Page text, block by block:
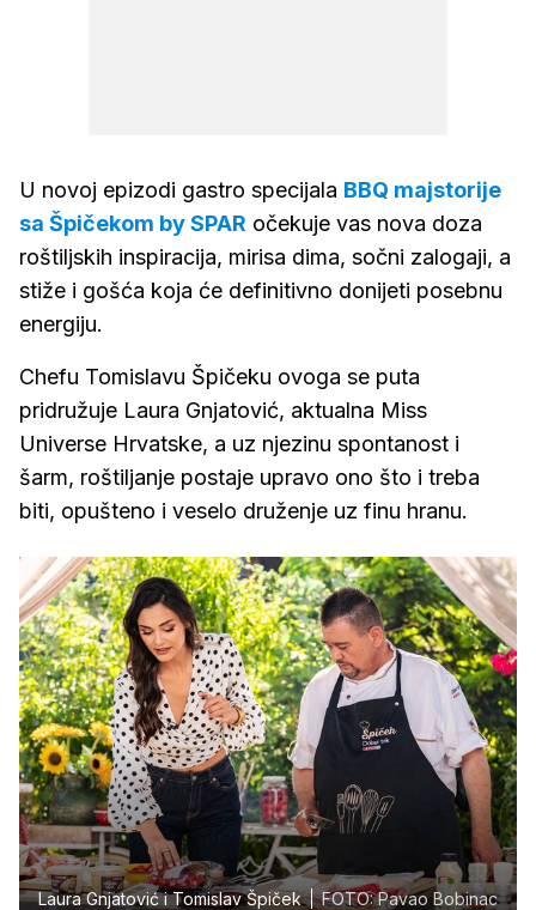
U novoj epizodi gastro specijala BBQ majstorije
sa Špičekom by SPAR očekuje vas nova doza
roštiljskih inspiracija, mirisa dima, sočni zalogaji, a
stiže i gošća koja će definitivno donijeti posebnu
energiju.
Chefu Tomislavu Špičeku ovoga se puta
pridružuje Laura Gnjatović, aktualna Miss
Universe Hrvatske, a uz njezinu spontanost i
šarm, roštiljanje postaje upravo ono što i treba
biti, opušteno i veselo druženje uz finu hranu.
Laura Gnjatović i Tomislav Špiček FOTO: Pavao Bobinac